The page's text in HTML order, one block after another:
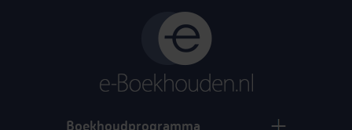
Boekhoudprogramma